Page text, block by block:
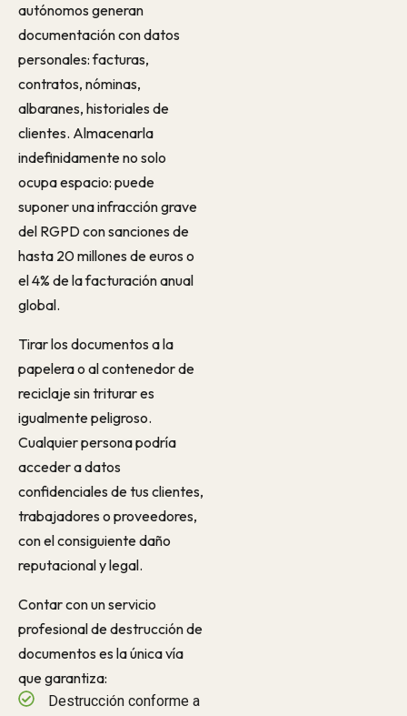
autónomos generan
documentación con datos
personales: facturas,
contratos, nóminas,
albaranes, historiales de
clientes. Almacenarla
indefinidamente no solo
ocupa espacio: puede
suponer una infracción grave
del RGPD con sanciones de
hasta 20 millones de euros o
el 4% de la facturación anual
global.
Tirar los documentos a la
papelera o al contenedor de
reciclaje sin triturar es
igualmente peligroso.
Cualquier persona podría
acceder a datos
confidenciales de tus clientes,
trabajadores o proveedores,
con el consiguiente daño
reputacional y legal.
Contar con un servicio
profesional de destrucción de
documentos es la única vía
que garantiza:
Destrucción conforme a